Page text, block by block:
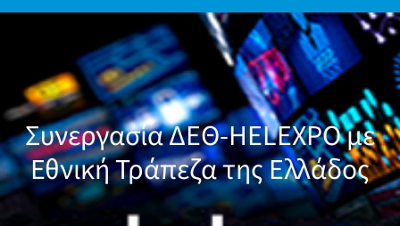
Συνεργασία ΔΕΘ-HELEXPO με
Εθνική Τράπεζα της Ελλάδος